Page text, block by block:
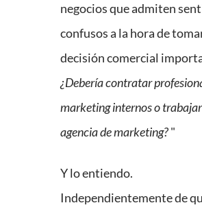
negocios que admiten
confusos a la hora de
decisión comercial
¿Debería contratar
marketing internos o
agencia de marketing?"
Y lo entiendo.
Independientemente de